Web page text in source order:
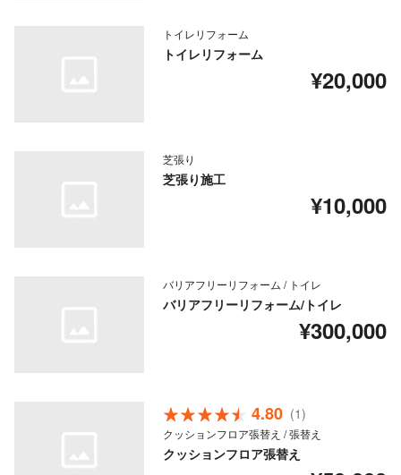
トイレリフォーム
トイレリフォーム
¥20,000
芝張り
芝張り施工
¥10,000
バリアフリーリフォーム / トイレ
バリアフリーリフォーム/トイレ
¥300,000
4.80 (1)
クッションフロア張替え / 張替え
クッションフロア張替え